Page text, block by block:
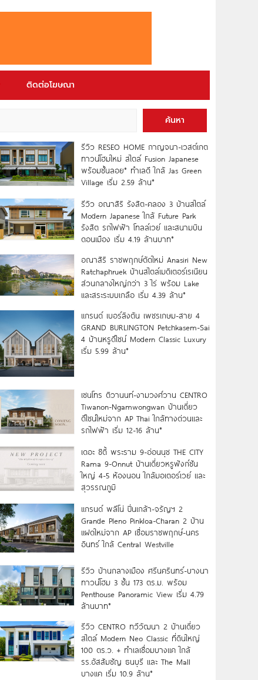
ติดต่อโฆษณา
ค้นหา
รีวิว RESEO HOME กาญจนา-เวสต์เกต
ทาวน์โฮมใหม่ สไตล์ Fusion Japanese
พร้อมชั้นลอย* ทำเลดี ใกล้ Jas Green
Village เริ่ม 2.59 ล้าน*
รีวิว อณาสิริ รังสิต-คลอง 3 บ้านสไตล์
Modern Japanese ใกล้ Future Park
รังสิต รถไฟฟ้า โทลล์เวย์ และสนามบิน
ดอนเมือง เริ่ม 4.19 ล้านบาท*
อณาสิริ ราชพฤกษ์ตัดใหม่ Anasiri New
Ratchaphruek บ้านสไตล์เมดิเตอร์เรเนียน
ส่วนกลางใหญ่กว่า 3 ไร่ พร้อม Lake
และสระระบบเกลือ เริ่ม 4.39 ล้าน*
แกรนด์ เบอร์ลิงตัน เพชรเกษม-สาย 4
GRAND BURLINGTON Petchkasem-Sai
4 บ้านหรูดีไซน์ Modern Classic Luxury
เริ่ม 5.99 ล้าน*
เซนโทร ติวานนท์-งามวงศ์วาน CENTRO
Tiwanon-Ngamwongwan บ้านเดี่ยว
ดีไซน์ใหม่จาก AP Thai ใกล้ทางด่วนและ
รถไฟฟ้า เริ่ม 12-16 ล้าน*
เดอะ ซิตี้ พระราม 9-อ่อนนุช THE CITY
Rama 9-Onnut บ้านเดี่ยวหรูฟังก์ชัน
ใหญ่ 4-5 ห้องนอน ใกล้มอเตอร์เวย์ และ
สุวรรณภูมิ
แกรนด์ พลีโน่ ปิ่นเกล้า-จรัญฯ 2
Grande Pleno Pinkloa-Charan 2 บ้าน
แฝดใหม่จาก AP เชื่อมราชพฤกษ์-นคร
อินทร์ ใกล้ Central Westville
รีวิว บ้านกลางเมือง ศรีนครินทร์-บางนา
ทาวน์โฮม 3 ชั้น 173 ตร.ม. พร้อม
Penthouse Panoramic View เริ่ม 4.79
ล้านบาท*
รีวิว CENTRO ทวีวัฒนา 2 บ้านเดี่ยว
สไตล์ Modern Neo Classic ที่ดินใหญ่
100 ตร.ว. + ทำเลเชื่อมบางแค ใกล้
รร.อัสสัมชัญ ธนบุรี และ The Mall
บางแค เริ่ม 10.9 ล้าน*